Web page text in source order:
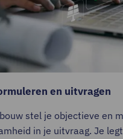
en uitvragen
stel je objectieve en
in je uitvraag. Je legt